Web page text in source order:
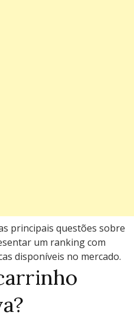
principais questões sobre
um ranking com
disponíveis no mercado.